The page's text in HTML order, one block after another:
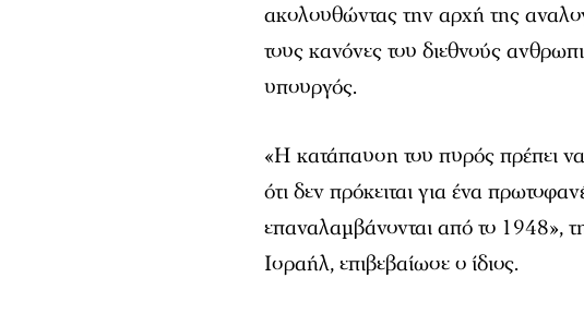
ακολουθώντας την αρχή της
τους κανόνες του διεθνούς
υπουργός.
«Η κατάπαυση του πυρός πρέπει
ότι δεν πρόκειται για ένα
επαναλαμβάνονται από το 1948»,
Ισραήλ, επιβεβαίωσε ο ίδιος.